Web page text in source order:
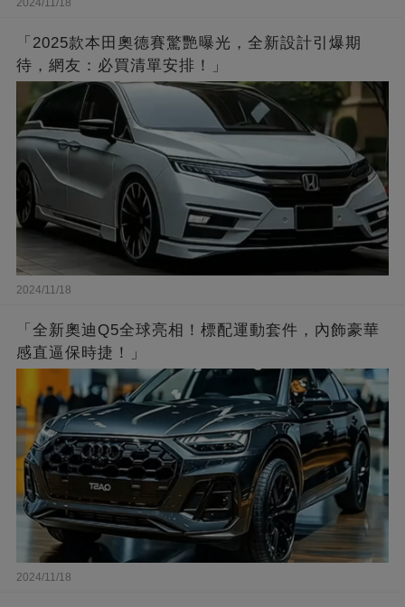
「2025款本田奧德賽驚艷曝光，全新設計引爆期
待，網友：必買清單安排！」
2024/11/18
「全新奧迪Q5全球亮相！標配運動套件，內飾豪華
感直逼保時捷！」
2024/11/18